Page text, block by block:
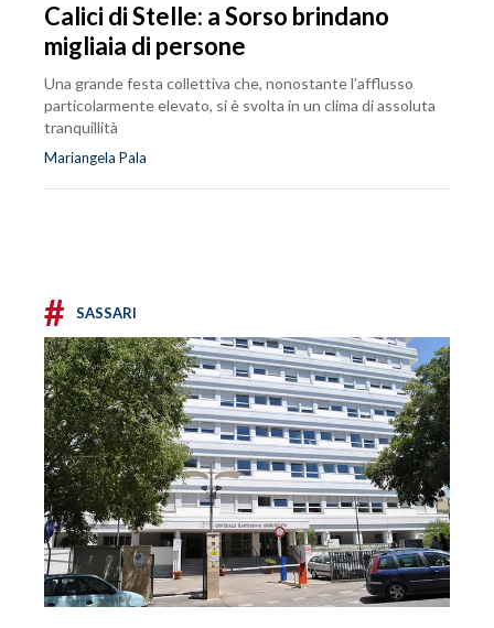
Calici di Stelle: a Sorso brindano
migliaia di persone
Una grande festa collettiva che, nonostante l’afflusso
particolarmente elevato, si è svolta in un clima di assoluta
tranquillità
Mariangela Pala
# SASSARI